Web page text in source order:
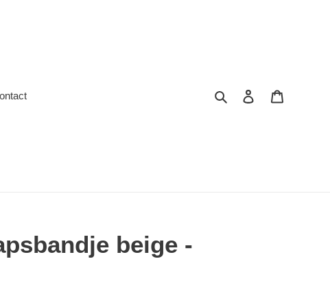
Zoeken Inloggen
beige -